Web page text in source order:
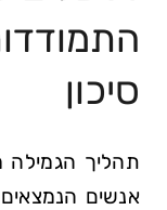
סיכון
תהליך הגמילה
אנשים